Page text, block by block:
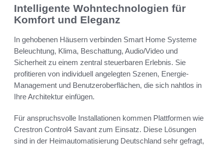
Intelligente Wohntechnologien für
Komfort und Eleganz
In gehobenen Häusern verbinden Smart Home Systeme
Beleuchtung, Klima, Beschattung, Audio/Video und
Sicherheit zu einem zentral steuerbaren Erlebnis. Sie
profitieren von individuell angelegten Szenen, Energie-
Management und Benutzeroberflächen, die sich nahtlos in
Ihre Architektur einfügen.
Für anspruchsvolle Installationen kommen Plattformen wie
Crestron Control4 Savant zum Einsatz. Diese Lösungen
sind in der Heimautomatisierung Deutschland sehr gefragt,